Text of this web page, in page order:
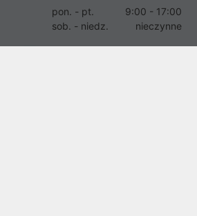
pon. - pt.
9:00 - 17:00
sob. - niedz.
nieczynne